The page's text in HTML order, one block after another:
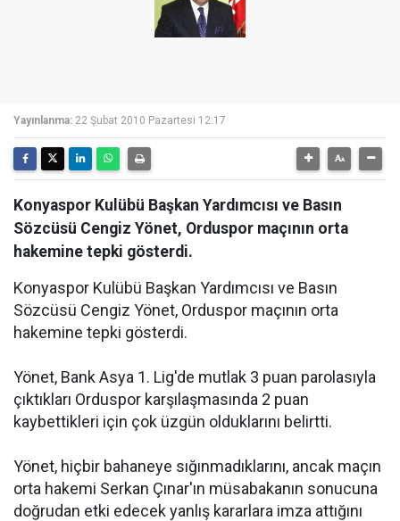
Yayınlanma: 22 Şubat 2010 Pazartesi 12:17
Konyaspor Kulübü Başkan Yardımcısı ve Basın
Sözcüsü Cengiz Yönet, Orduspor maçının orta
hakemine tepki gösterdi.
Konyaspor Kulübü Başkan Yardımcısı ve Basın
Sözcüsü Cengiz Yönet, Orduspor maçının orta
hakemine tepki gösterdi.
Yönet, Bank Asya 1. Lig'de mutlak 3 puan parolasıyla
çıktıkları Orduspor karşılaşmasında 2 puan
kaybettikleri için çok üzgün olduklarını belirtti.
Yönet, hiçbir bahaneye sığınmadıklarını, ancak maçın
orta hakemi Serkan Çınar'ın müsabakanın sonucuna
doğrudan etki edecek yanlış kararlara imza attığını